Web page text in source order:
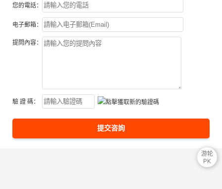
您的電話：
电子郵箱：
提問內容：
驗 證 碼：
提交咨詢
游轮
PK